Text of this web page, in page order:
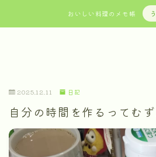
おいしい料理のメモ帳
2025.12.11 日記
自分の時間を作るってむ